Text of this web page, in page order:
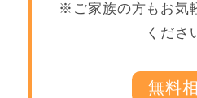
※ご家族の方もお気
くださ
無料